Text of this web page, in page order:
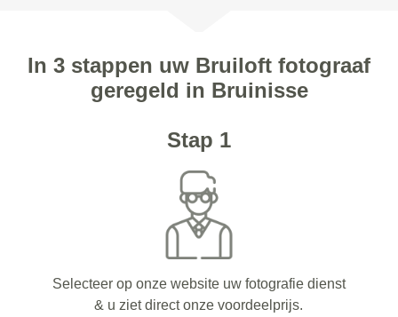
In 3 stappen uw Bruiloft fotograaf
geregeld in Bruinisse
Stap 1
Selecteer op onze website uw fotografie dienst
& u ziet direct onze voordeelprijs.